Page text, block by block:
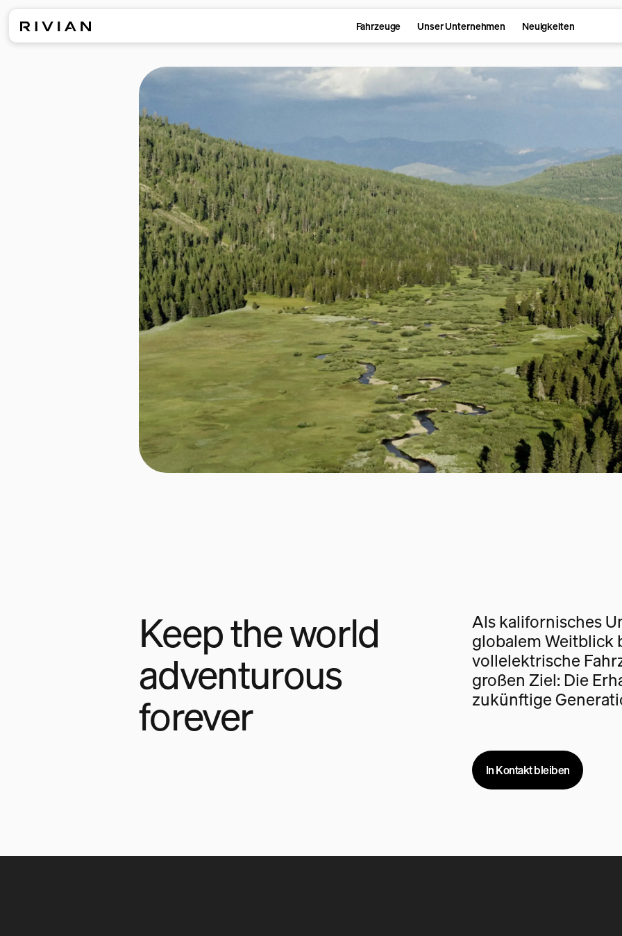
Fahrzeuge Unser Unternehmen Neuigkeiten
Keep the world
adventurous
forever
Als kalifornisches
globalem Weitblick
vollelektrische
großen Ziel: Die
zukünftige
In Kontakt bleiben